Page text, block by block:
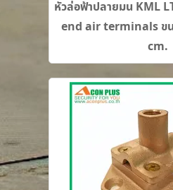
หัวล่อฟ้าปลายมน KML
end air terminals ขน
cm.